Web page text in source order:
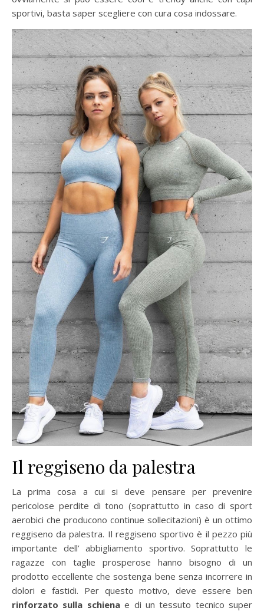
sportivi, basta saper scegliere con cura cosa indossare.
Il reggiseno da palestra
La prima cosa a cui si deve pensare per prevenire
pericolose perdite di tono (soprattutto in caso di sport
aerobici che producono continue sollecitazioni) è un ottimo
reggiseno da palestra. Il reggiseno sportivo è il pezzo più
importante dell’ abbigliamento sportivo. Soprattutto le
ragazze con taglie prosperose hanno bisogno di un
prodotto eccellente che sostenga bene senza incorrere in
dolori e fastidi. Per questo motivo, deve essere ben
rinforzato sulla schienae di un tessuto tecnico super